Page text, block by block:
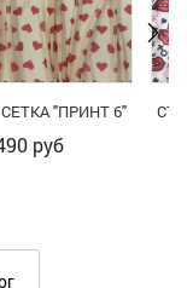
"ПРИНТ 6"
руб